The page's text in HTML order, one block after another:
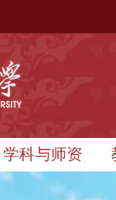
学科与师资